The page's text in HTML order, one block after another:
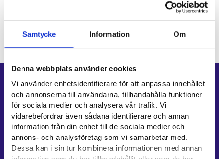
Samtycke Information Om
Denna webbplats använder cookies
Vi använder enhetsidentifierare för att anpassa innehållet
och annonserna till användarna, tillhandahålla funktioner
för sociala medier och analysera vår trafik. Vi
vidarebefordrar även sådana identifierare och annan
information från din enhet till de sociala medier och
annons- och analysföretag som vi samarbetar med.
Dessa kan i sin tur kombinera informationen med annan
Genvägar
E-tjänster
Min karriärstig
Jobbsökningsprofil
Lediga arbetsplatser